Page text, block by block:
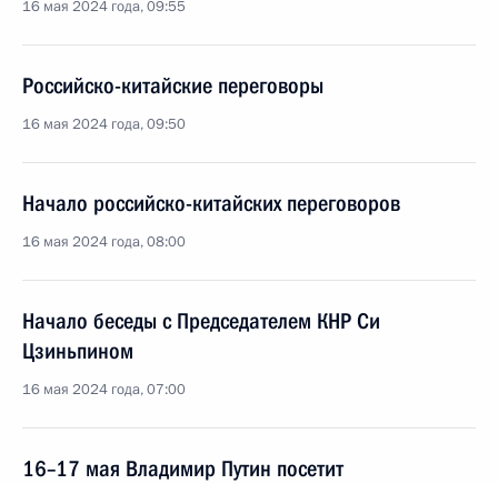
16 мая 2024 года, 09:55
Российско-китайские переговоры
16 мая 2024 года, 09:50
Начало российско-китайских переговоров
16 мая 2024 года, 08:00
Начало беседы с Председателем КНР Си
Цзиньпином
16 мая 2024 года, 07:00
16–17 мая Владимир Путин посетит